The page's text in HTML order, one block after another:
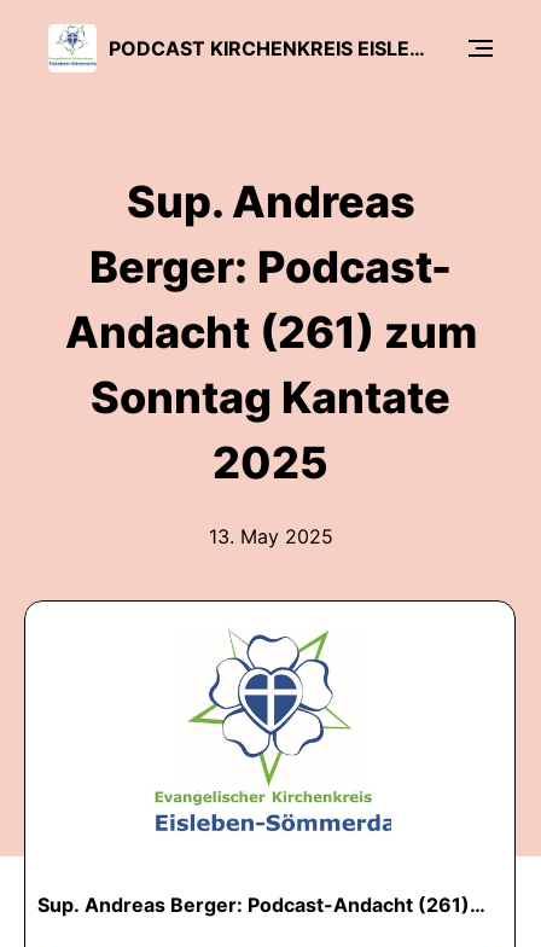
PODCAST KIRCHENKREIS EISLEBEN-SÖMMERDA
Sup. Andreas
Berger: Podcast-
Andacht (261) zum
Sonntag Kantate
2025
13. May 2025